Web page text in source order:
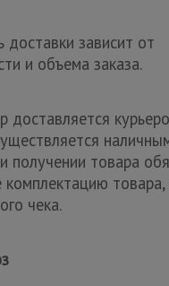
доставки зависит от
и объема заказа.
доставляется
получении товара
комплектацию товара,
чека.